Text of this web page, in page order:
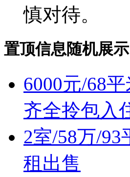
慎对待。
置顶信息随机展示
6000元/68
齐全拎包入
2室/58万/93
租出售